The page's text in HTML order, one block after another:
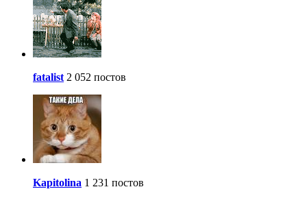
fatalist 2 052 постов
Kapitolina 1 231 постов